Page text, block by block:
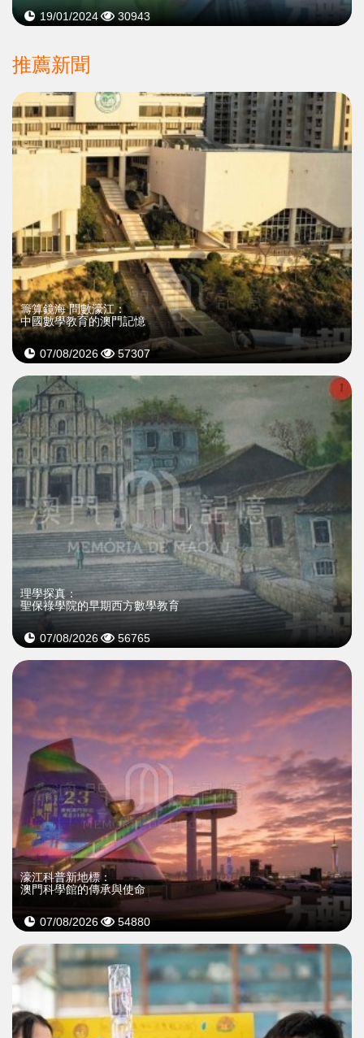
19/01/2024 30943
推薦新聞
籌算鏡海 問數濠江：
中國數學教育的澳門記憶
07/08/2026 57307
理學探真：
聖保祿學院的早期西方數學教育
07/08/2026 56765
濠江科普新地標：
澳門科學館的傳承與使命
07/08/2026 54880